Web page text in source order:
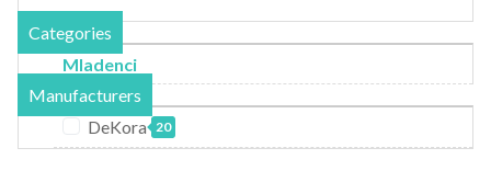
Categories
Mladenci
Manufacturers
DeKora 20